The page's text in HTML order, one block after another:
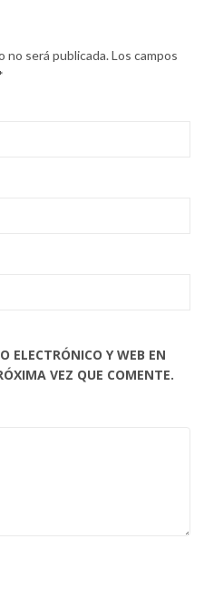
no será publicada.Los campos
ELECTRÓNICO Y WEB EN
VEZ QUE COMENTE.